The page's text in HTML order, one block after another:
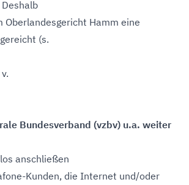
Oberlandesgericht Hamm eine
(s.
Bundesverband (vzbv) u.a. weiter
anschließen
Kunden, die Internet und/oder